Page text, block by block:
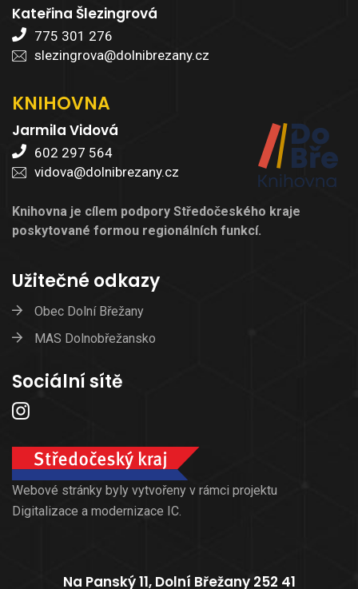
Kateřina Šlezingrová
775 301 276
slezingrova@dolnibrezany.cz
KNIHOVNA
Jarmila Vidová
602 297 564
vidova@dolnibrezany.cz
Knihovna je cílem podpory Středočeského kraje
poskytované formou regionálních funkcí.
Užitečné odkazy
Obec Dolní Břežany
MAS Dolnobřežansko
Sociální sítě
Webové stránky byly vytvořeny v rámci projektu
Digitalizace a modernizace IC.
Na Panský 11, Dolní Břežany 252 41